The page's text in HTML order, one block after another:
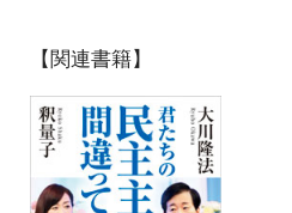
【関連書籍】